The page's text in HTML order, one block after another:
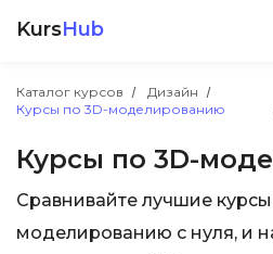
KursHub
Каталог курсов
Дизайн
Курсы по 3D-моделированию
Курсы по 3D-
Сравнивайте лучшие
моделированию с нуля, и
Разработка